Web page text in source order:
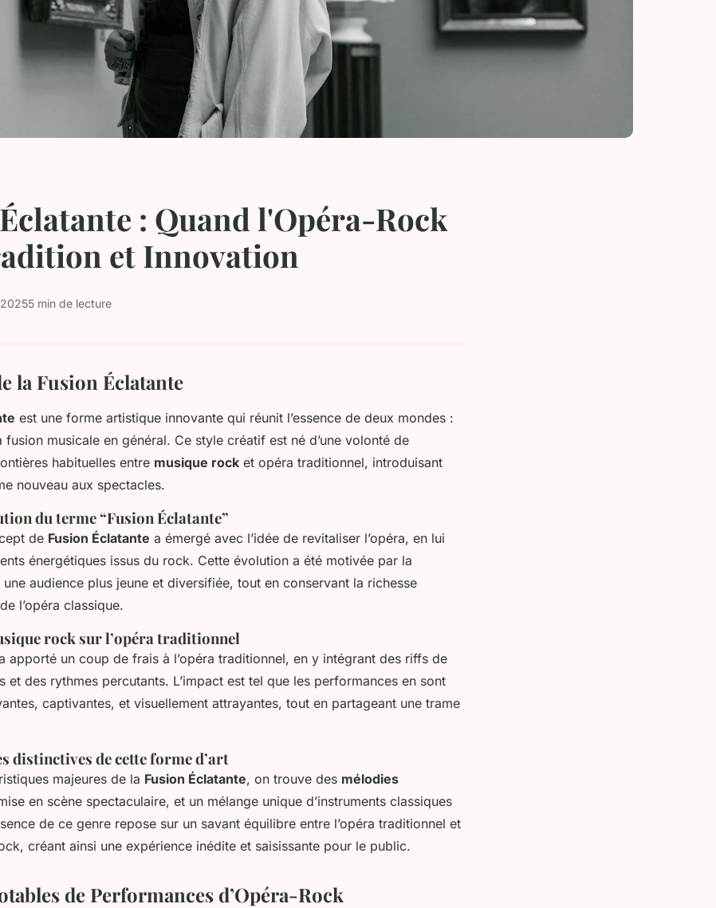
: Quand l'Opéra-Rock
et Innovation
5 min de lecture
la Fusion Éclatante
est une forme artistique innovante qui réunit l’essence de deux mondes :
fusion musicale en général. Ce style créatif est né d’une volonté de
habituelles entre musique rock et opéra traditionnel, introduisant
nouveau aux spectacles.
du terme “Fusion Éclatante”
de Fusion Éclatante a émergé avec l’idée de revitaliser l’opéra, en lui
énergétiques issus du rock. Cette évolution a été motivée par la
une audience plus jeune et diversifiée, tout en conservant la richesse
l’opéra classique.
rock sur l’opéra traditionnel
apporté un coup de frais à l’opéra traditionnel, en y intégrant des riffs de
et des rythmes percutants. L’impact est tel que les performances en sont
captivantes, et visuellement attrayantes, tout en partageant une trame
distinctives de cette forme d’art
majeures de la Fusion Éclatante, on trouve des mélodies
en scène spectaculaire, et un mélange unique d’instruments classiques
de ce genre repose sur un savant équilibre entre l’opéra traditionnel et
créant ainsi une expérience inédite et saisissante pour le public.
de Performances d’Opéra-Rock